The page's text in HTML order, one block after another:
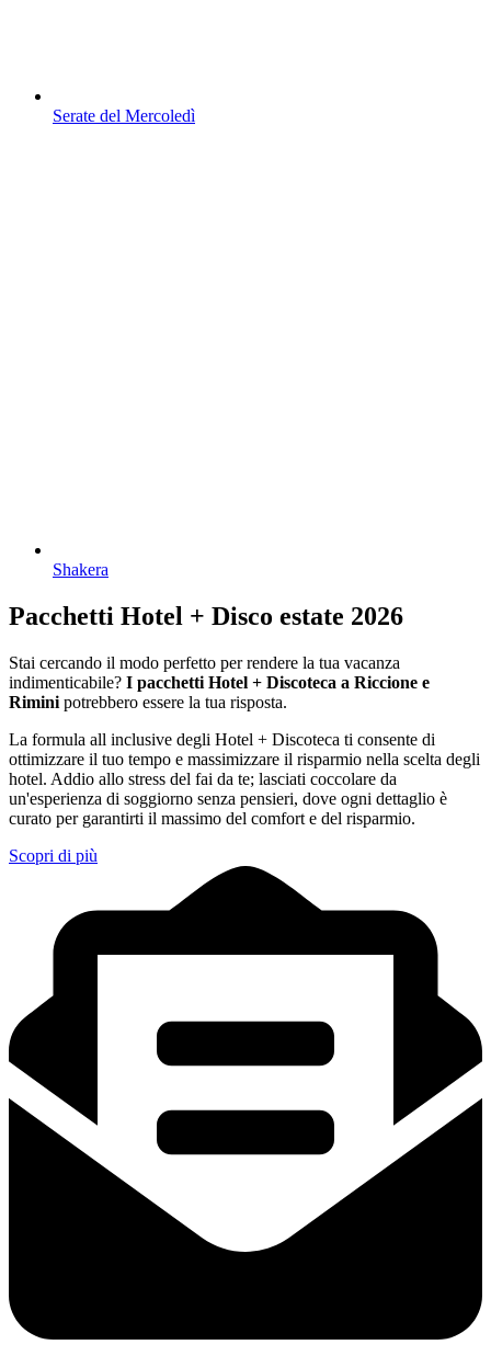
Serate del Mercoledì
Shakera
Pacchetti Hotel + Disco estate 2026
Stai cercando il modo perfetto per rendere la tua vacanza
indimenticabile? I pacchetti Hotel + Discoteca a Riccione e
Rimini potrebbero essere la tua risposta.
La formula all inclusive degli Hotel + Discoteca ti consente di
ottimizzare il tuo tempo e massimizzare il risparmio nella scelta degli
hotel. Addio allo stress del fai da te; lasciati coccolare da
un'esperienza di soggiorno senza pensieri, dove ogni dettaglio è
curato per garantirti il massimo del comfort e del risparmio.
Scopri di più